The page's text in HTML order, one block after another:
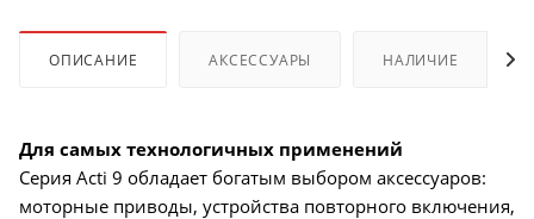
ОПИСАНИЕ АКСЕССУАРЫ НАЛИЧИЕ
Для самых технологичных применений
Серия Acti 9 обладает богатым выбором аксессуаров:
моторные приводы, устройства повторного включения,